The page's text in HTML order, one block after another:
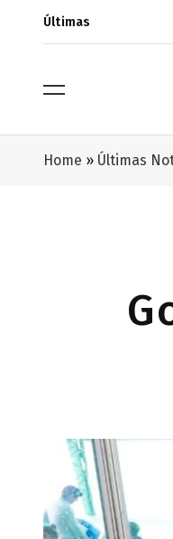
Últimas
Home » Últimas